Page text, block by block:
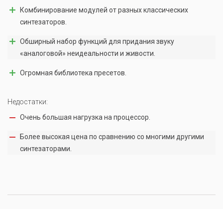
Комбинирование модулей от разных классических
синтезаторов.
Обширный набор функций для придания звуку
«аналоговой» неидеальности и живости.
Огромная библиотека пресетов.
Недостатки:
Очень большая нагрузка на процессор.
Более высокая цена по сравнению со многими другими
синтезаторами.